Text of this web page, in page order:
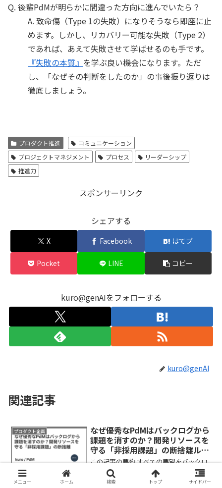
Q. 後輩PdMが明らかに間違った方向に進んでいたら？
A. 致命傷（Type 1の失敗）になりそうなら即座に止
めます。しかし、リカバリー可能な失敗（Type 2）
であれば、あえて失敗させて学ばせるのも手です。
『失敗の本質』 を学ぶ良い機会になります。ただ
し、「なぜその判断をしたのか」の事後振り返りは
徹底しましょう。
プロダクト推進
コミュニケーション
プロジェクトマネジメント
プロセス
リーダーシップ
推進力
スポンサーリンク
シェアする
X Facebook はてブ
Pocket LINE コピー
kuro@genAIをフォローする
kuro@genAI
関連記事
プロダクト企画
なぜ優秀なPdMはバックログから
課題を消すのか？開発リソースを
守る「非採用課題」の断捨離ルー
ル
この記事の要約 すべての要望をバックロ
グに入れるのは悪手。優先度の低い「非
採用課題」は勇気を持って削除し、本当
に重要な課題が再浮上するのを待つ姿勢
メニュー ホーム 検索 トップ サイドバー